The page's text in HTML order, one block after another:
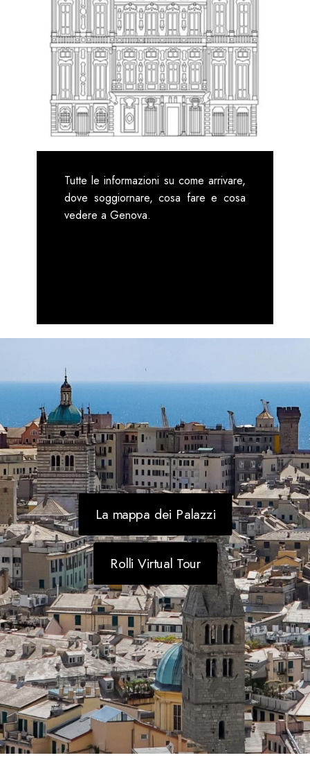
Tutte le informazioni su come arrivare,
dove soggiornare, cosa fare e cosa
vedere a Genova.
La mappa dei Palazzi
Rolli Virtual Tour